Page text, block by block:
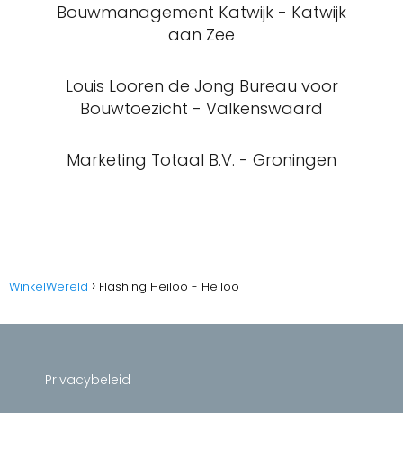
Bouwmanagement Katwijk - Katwijk
aan Zee
Louis Looren de Jong Bureau voor
Bouwtoezicht - Valkenswaard
Marketing Totaal B.V. - Groningen
WinkelWereld Flashing Heiloo - Heiloo
Privacybeleid